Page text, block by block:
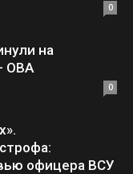
0
на
ОВА
0
офицера ВСУ